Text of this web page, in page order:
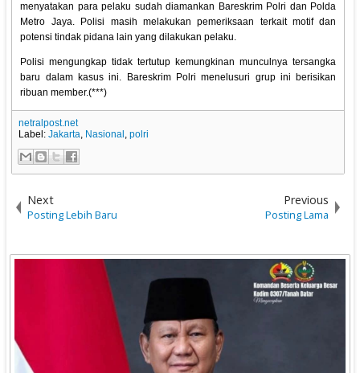
menyatakan para pelaku sudah diamankan Bareskrim Polri dan Polda
Metro Jaya. Polisi masih melakukan pemeriksaan terkait motif dan
potensi tindak pidana lain yang dilakukan pelaku.
Polisi mengungkap tidak tertutup kemungkinan munculnya tersangka
baru dalam kasus ini. Bareskrim Polri menelusuri grup ini berisikan
ribuan member.(***)
netralpost.net
Label:Jakarta, Nasional ,polri
Next
Posting Lebih Baru
Previous
Posting Lama